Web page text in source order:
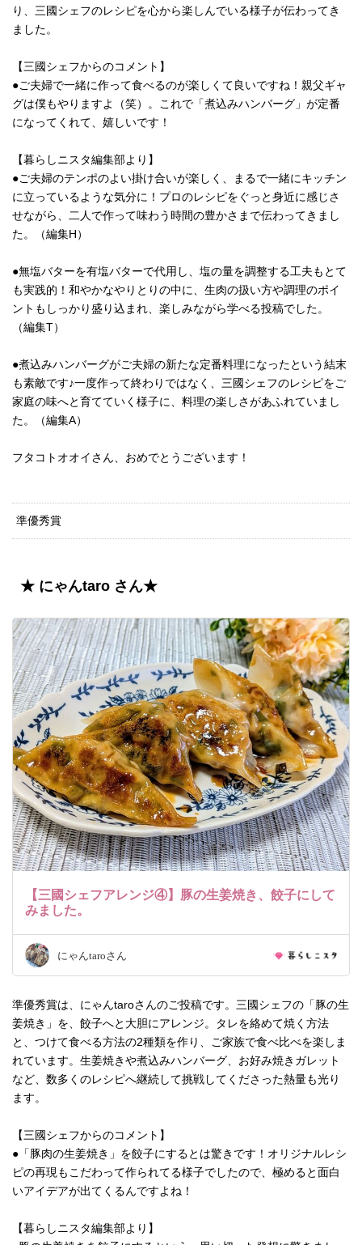
り、三國シェフのレシピを心から楽しんでいる様子が伝わってき
ました。
【三國シェフからのコメント】
●ご夫婦で一緒に作って食べるのが楽しくて良いですね！親父ギャ
グは僕もやりますよ（笑）。これで「煮込みハンバーグ」が定番
になってくれて、嬉しいです！
【暮らしニスタ編集部より】
●ご夫婦のテンポのよい掛け合いが楽しく、まるで一緒にキッチン
に立っているような気分に！プロのレシピをぐっと身近に感じさ
せながら、二人で作って味わう時間の豊かさまで伝わってきまし
た。（編集H）
●無塩バターを有塩バターで代用し、塩の量を調整する工夫もとて
も実践的！和やかなやりとりの中に、生肉の扱い方や調理のポイ
ントもしっかり盛り込まれ、楽しみながら学べる投稿でした。
（編集T）
●煮込みハンバーグがご夫婦の新たな定番料理になったという結末
も素敵です♪一度作って終わりではなく、三國シェフのレシピをご
家庭の味へと育てていく様子に、料理の楽しさがあふれていまし
た。（編集A）
フタコトオオイさん、おめでとうございます！
準優秀賞
★ にゃんtaro さん★
【三國シェフアレンジ④】豚の生姜焼き、餃子にして
みました。
にゃんtaroさん
準優秀賞は、にゃんtaroさんのご投稿です。三國シェフの「豚の生
姜焼き」を、餃子へと大胆にアレンジ。タレを絡めて焼く方法
と、つけて食べる方法の2種類を作り、ご家族で食べ比べを楽しま
れています。生姜焼きや煮込みハンバーグ、お好み焼きガレット
など、数多くのレシピへ継続して挑戦してくださった熱量も光り
ます。
【三國シェフからのコメント】
●「豚肉の生姜焼き」を餃子にするとは驚きです！オリジナルレシ
ピの再現もこだわって作られてる様子でしたので、極めると面白
いアイデアが出てくるんですよね！
【暮らしニスタ編集部より】